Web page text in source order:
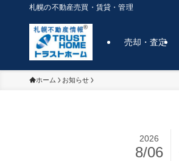
札幌の不動産売買・賃貸・管理
売却・査定
ホーム お知らせ
2026
8/06